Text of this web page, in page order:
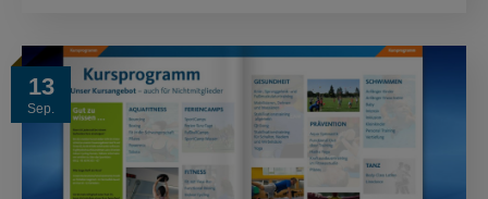
13
Sep.